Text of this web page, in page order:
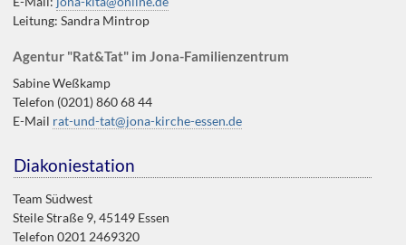
Leitung: Sandra Mintrop
Agentur "Rat&Tat" im Jona-Familienzentrum
Sabine Weßkamp
Telefon (0201) 860 68 44
E-Mail rat-und-tat@jona-kirche-essen.de
Diakoniestation
Team Südwest
Steile Straße 9, 45149 Essen
Telefon 0201 2469320